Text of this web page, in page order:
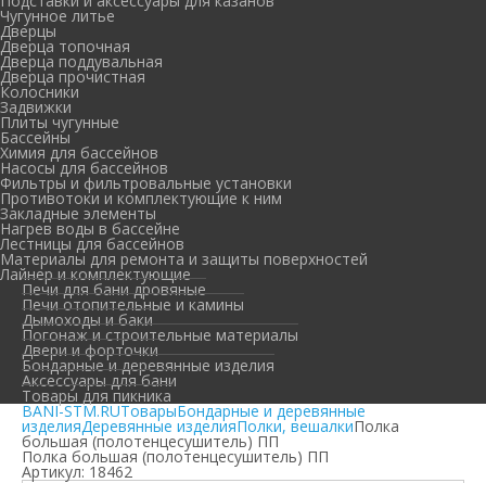
Чугунное литье
Дверцы
Дверца топочная
Дверца поддувальная
Дверца прочистная
Колосники
Задвижки
Плиты чугунные
Бассейны
Химия для бассейнов
Насосы для бассейнов
Фильтры и фильтровальные установки
Противотоки и комплектующие к ним
Закладные элементы
Нагрев воды в бассейне
Лестницы для бассейнов
Материалы для ремонта и защиты поверхностей
Лайнер и комплектующие
Печи для бани дровяные
Печи отопительные и камины
Дымоходы и баки
Погонаж и строительные материалы
Двери и форточки
Бондарные и деревянные изделия
Аксессуары для бани
Товары для пикника
BANI-STM.RUТоварыБондарные и деревянные
изделияДеревянные изделияПолки, вешалкиПолка
большая (полотенцесушитель) ПП
Полка большая (полотенцесушитель) ПП
Артикул: 18462